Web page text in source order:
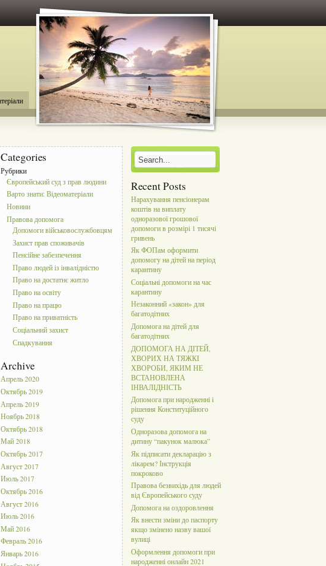
Categories
Рубрики
Європейський суд з прав людини
Варто знати: Відеоматеріали
Новини
Правова допомога
Допомоги військовослужбовцям
Захист прав споживачів
Пенсійне забезпечення
Право людей із інвалідністю
Право на достатнє житло
Право на освіту
Право на працю
Право на приватність
Соціальний захист
Спадкування
Archive
Апрель 2020
Октябрь 2019
Апрель 2019
Ноябрь 2018
Октябрь 2018
Май 2018
Октябрь 2017
Август 2017
Июль 2017
Октябрь 2016
Август 2016
Июль 2016
Май 2016
Февраль 2016
Январь 2016
Recent Posts
Нарахування пенсіонерам
коштів на виплату
одноразової грошової
допомоги в розмірі 1 тисячі
гривень
Як ФОПам оформити
допомогу на дітей на період
карантину
Соціальні допомоги на час
карантину
Незаконний «закон» для
багатодітних
Допомога на дітей для
багатодітних
ДОПОМОГА НА ДІТЕЙ,
ХВОРИХ НА ТЯЖКІ
ХВОРОБИ, ЯКИМ НЕ
ВСТАНОВЛЕНА
ІНВАЛІДНІСТЬ
Допомога при народженні і
рішення Конституційного
суду
Одноразова допомога на
дитину “пакунок малюка”
Як підписати декларацію з
лікарем? Інструкція
покроково
Правова безвихідь для людей
від Європейського суду
Допомога на оздоровлення
Як внести зміни до паспорту
якщо змінено назву вашої
вулиці
Оформлення допомоги при
народженні онлайн 2021